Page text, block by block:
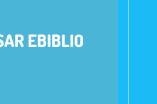
EBIBLIO